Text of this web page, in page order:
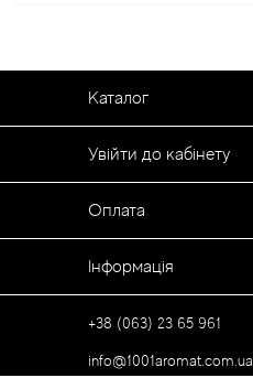
Каталог
Увійти до кабінету
Оплата
Інформація
+38 (063) 23 65 961
info@1001aromat.com.ua